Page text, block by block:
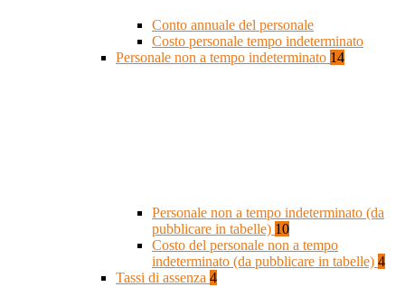
Conto annuale del personale
Costo personale tempo indeterminato
Personale non a tempo indeterminato 14
Personale non a tempo indeterminato (da
pubblicare in tabelle) 10
Costo del personale non a tempo
indeterminato (da pubblicare in tabelle) 4
Tassi di assenza 4